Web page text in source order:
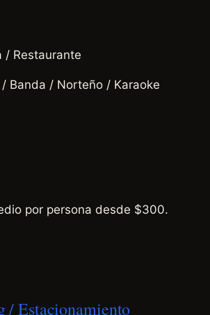
/ Restaurante
Banda / Norteño / Karaoke
por persona desde $300.
/ Estacionamiento